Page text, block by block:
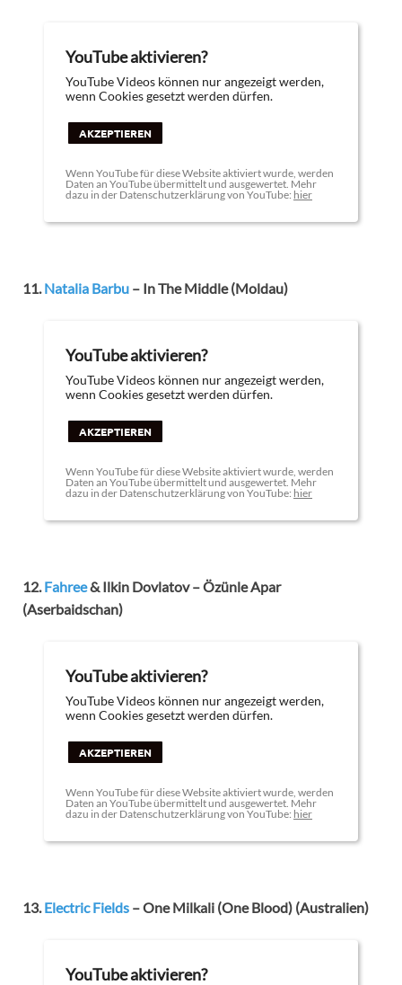
YouTube aktivieren?
YouTube Videos können nur angezeigt werden,
wenn Cookies gesetzt werden dürfen.
AKZEPTIEREN
Wenn YouTube für diese Website aktiviert wurde, werden
Daten an YouTube übermittelt und ausgewertet. Mehr
dazu in der Datenschutzerklärung von YouTube: hier
11.Natalia Barbu – In The Middle (Moldau)
YouTube aktivieren?
YouTube Videos können nur angezeigt werden,
wenn Cookies gesetzt werden dürfen.
AKZEPTIEREN
Wenn YouTube für diese Website aktiviert wurde, werden
Daten an YouTube übermittelt und ausgewertet. Mehr
dazu in der Datenschutzerklärung von YouTube: hier
12.Fahree& Ilkin Dovlatov – Özünle Apar
(Aserbaidschan)
YouTube aktivieren?
YouTube Videos können nur angezeigt werden,
wenn Cookies gesetzt werden dürfen.
AKZEPTIEREN
Wenn YouTube für diese Website aktiviert wurde, werden
Daten an YouTube übermittelt und ausgewertet. Mehr
dazu in der Datenschutzerklärung von YouTube: hier
13.Electric Fields – One Milkali (One Blood) (Australien)
YouTube aktivieren?